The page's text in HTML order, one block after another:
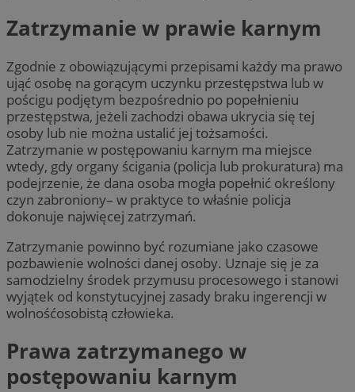
Zatrzymanie w prawie karnym
Zgodnie z obowiązującymi przepisami każdy ma prawo
ująć osobę na gorącym uczynku przestępstwa lub w
pościgu podjętym bezpośrednio po popełnieniu
przestępstwa, jeżeli zachodzi obawa ukrycia się tej
osoby lub nie można ustalić jej tożsamości.
Zatrzymanie w postępowaniu karnym ma miejsce
wtedy, gdy organy ścigania (policja lub prokuratura) ma
podejrzenie, że dana osoba mogła popełnić określony
czyn zabroniony– w praktyce to właśnie policja
dokonuje najwięcej zatrzymań.
Zatrzymanie powinno być rozumiane jako czasowe
pozbawienie wolności danej osoby. Uznaje się je za
samodzielny środek przymusu procesowego i stanowi
wyjątek od konstytucyjnej zasady braku ingerencji w
wolnośćosobistą człowieka.
Prawa zatrzymanego w
postępowaniu karnym